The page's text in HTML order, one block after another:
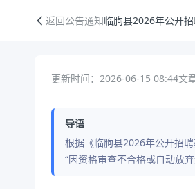
返回公告通知临朐县2026年公开
更新时间：2026-06-15 08:44文
导语
根据《临朐县2026年公开招
“因资格审查不合格或自动放